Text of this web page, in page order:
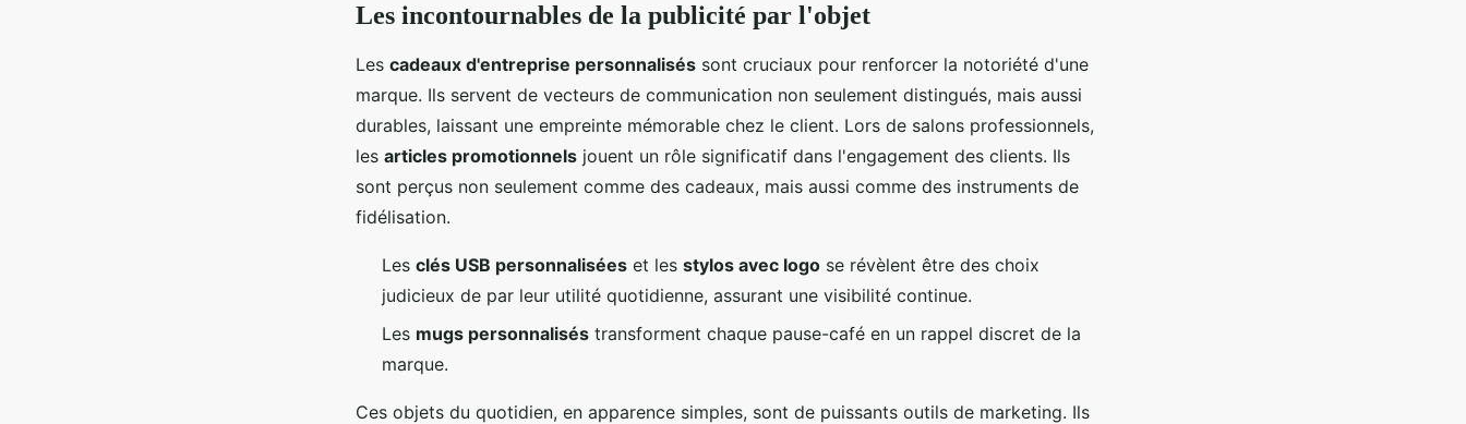
Les incontournables de la publicité par l'objet
Les cadeaux d'entreprise personnalisés sont cruciaux pour renforcer la notoriété d'une
marque. Ils servent de vecteurs de communication non seulement distingués, mais aussi
durables, laissant une empreinte mémorable chez le client. Lors de salons professionnels,
les articles promotionnels jouent un rôle significatif dans l'engagement des clients. Ils
sont perçus non seulement comme des cadeaux, mais aussi comme des instruments de
fidélisation.
Les clés USB personnalisées et les stylos avec logo se révèlent être des choix
judicieux de par leur utilité quotidienne, assurant une visibilité continue.
Les mugs personnalisés transforment chaque pause-café en un rappel discret de la
marque.
Ces objets du quotidien, en apparence simples, sont de puissants outils de marketing. Ils